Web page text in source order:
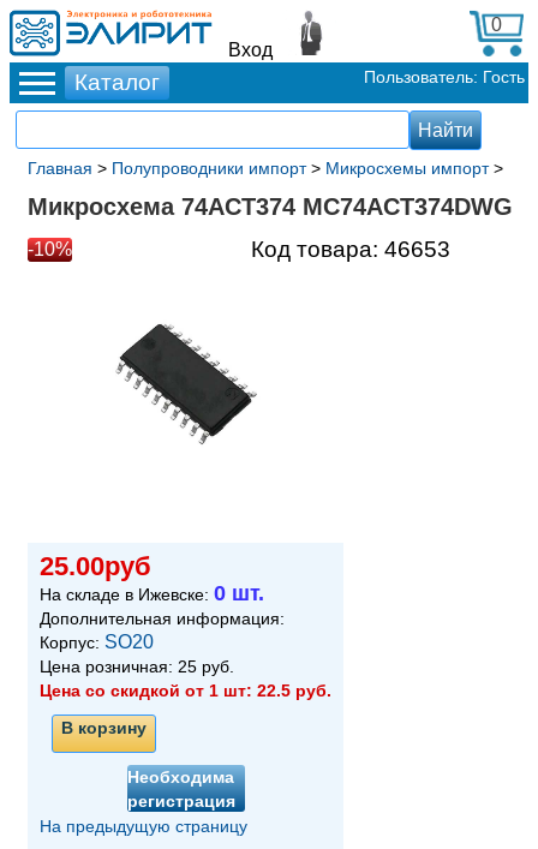
Вход
0
Пользователь: Гость
Главная > Полупроводники импорт> Микросхемы импорт>
Микросхема 74ACT374 MC74ACT374DWG
-10% Код товара: 46653
25.00руб
На складе в Ижевске: 0 шт.
Дополнительная информация:
Корпус: SO20
Цена розничная: 25 руб.
Цена со скидкой от 1 шт: 22.5 руб.
В корзину
Необходима
регистрация
На предыдущую страницу